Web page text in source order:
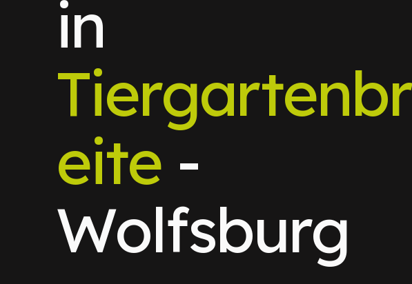
in
Tiergartenbr
eite-
Wolfsburg